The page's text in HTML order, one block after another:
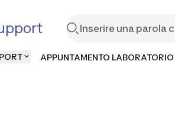
APPUNTAMENTO LABORATORIO